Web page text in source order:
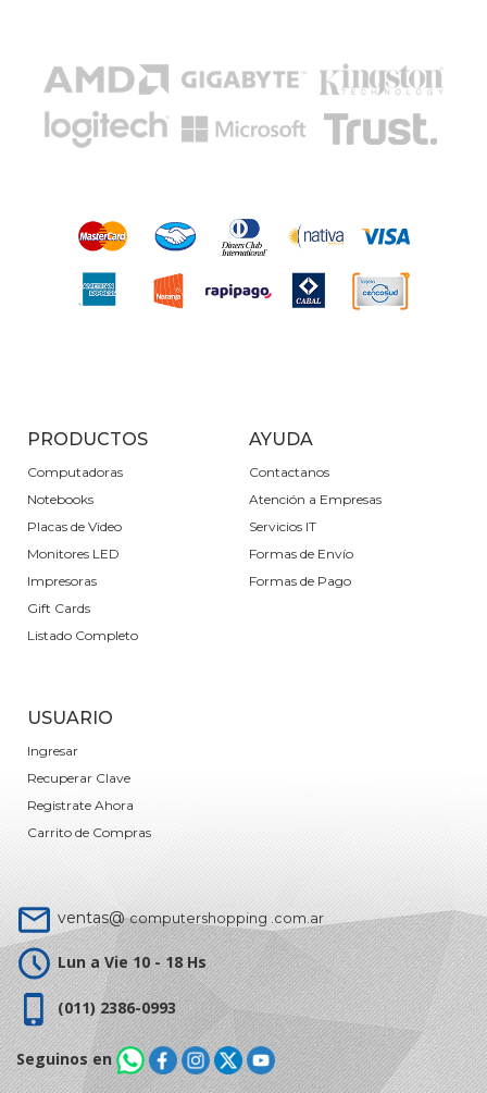
PRODUCTOS
Computadoras
Notebooks
Placas de Video
Monitores LED
Impresoras
Gift Cards
Listado Completo
AYUDA
Contactanos
Atención a Empresas
Servicios IT
Formas de Envío
Formas de Pago
USUARIO
Ingresar
Recuperar Clave
Registrate Ahora
Carrito de Compras
ventas@computershopping .com.ar
Lun a Vie 10 - 18 Hs
(011) 2386-0993
Seguinos en